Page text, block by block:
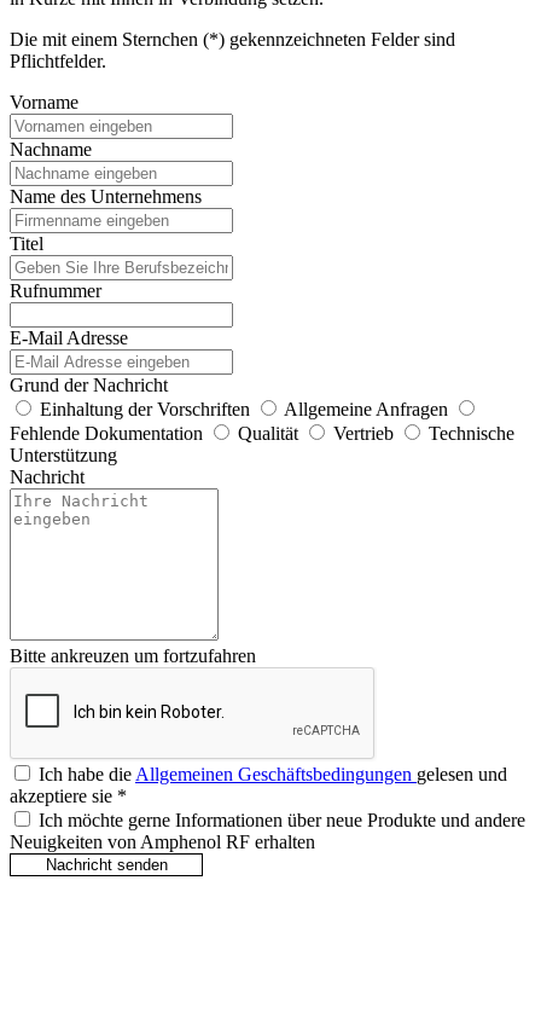
Die mit einem Sternchen (*) gekennzeichneten Felder sind
Pflichtfelder.
Vorname
Nachname
Name des Unternehmens
Titel
Rufnummer
E-Mail Adresse
Grund der Nachricht
Einhaltung der Vorschriften
Allgemeine Anfragen
Fehlende Dokumentation
Qualität Vertrieb
Technische
Unterstützung
Nachricht
Bitte ankreuzen um fortzufahren
Ich habe dieAllgemeinen Geschäftsbedingungen gelesen und
akzeptiere sie *
Ich möchte gerne Informationen über neue Produkte und andere
Neuigkeiten von Amphenol RF erhalten